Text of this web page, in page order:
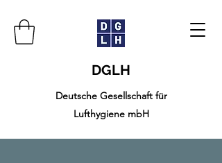
DGLH
Deutsche Gesellschaft für
Lufthygiene mbH